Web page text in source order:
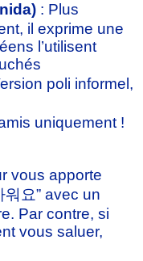
: Plus
il exprime une
l’utilisent
poli informel,
uniquement !
vous apporte
요” avec un
Par contre, si
vous saluer,